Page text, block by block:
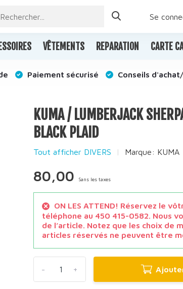
Se
VÊTEMENTS REPARATION CARTE
Paiement sécurisé Conseils
KUMA / LUMBERJACK
BLACK PLAID
Tout afficher DIVERS Marque: KUMA
80,00 Sans les taxes
ON LES ATTEND! Réservez le
téléphone au 450 415-0582. Nous
de l’article. Notez que les choix de
articles réservés ne peuvent être
+
-